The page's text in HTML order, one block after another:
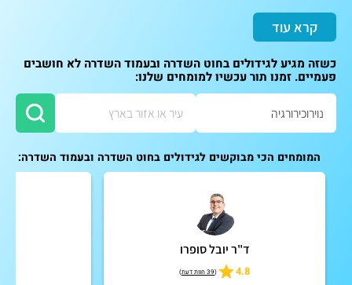
קרא עוד
כשזה מגיע לגידולים בחוט השדרה ובעמוד השדרה לא חושבים
פעמיים. זמנו תור עכשיו למומחים שלנו:
המומחים הכי מבוקשים לגידולים בחוט השדרה ובעמוד השדרה:
ד"ר יובל סופרו
4.8
(39 חוות דעת )